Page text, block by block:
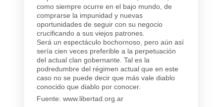
como siempre ocurre en el bajo mundo, de
comprarse la impunidad y nuevas
oportunidades de seguir con su negocio
crucificando a sus viejos patrones.
Será un espectáculo bochornoso, pero aún así
sería cien veces preferible a la perpetuación
del actual clan gobernante. Tal es la
podredumbre del régimen actual que en este
caso no se puede decir que más vale diablo
conocido que diablo por conocer.
Fuente: www.libertad.org.ar